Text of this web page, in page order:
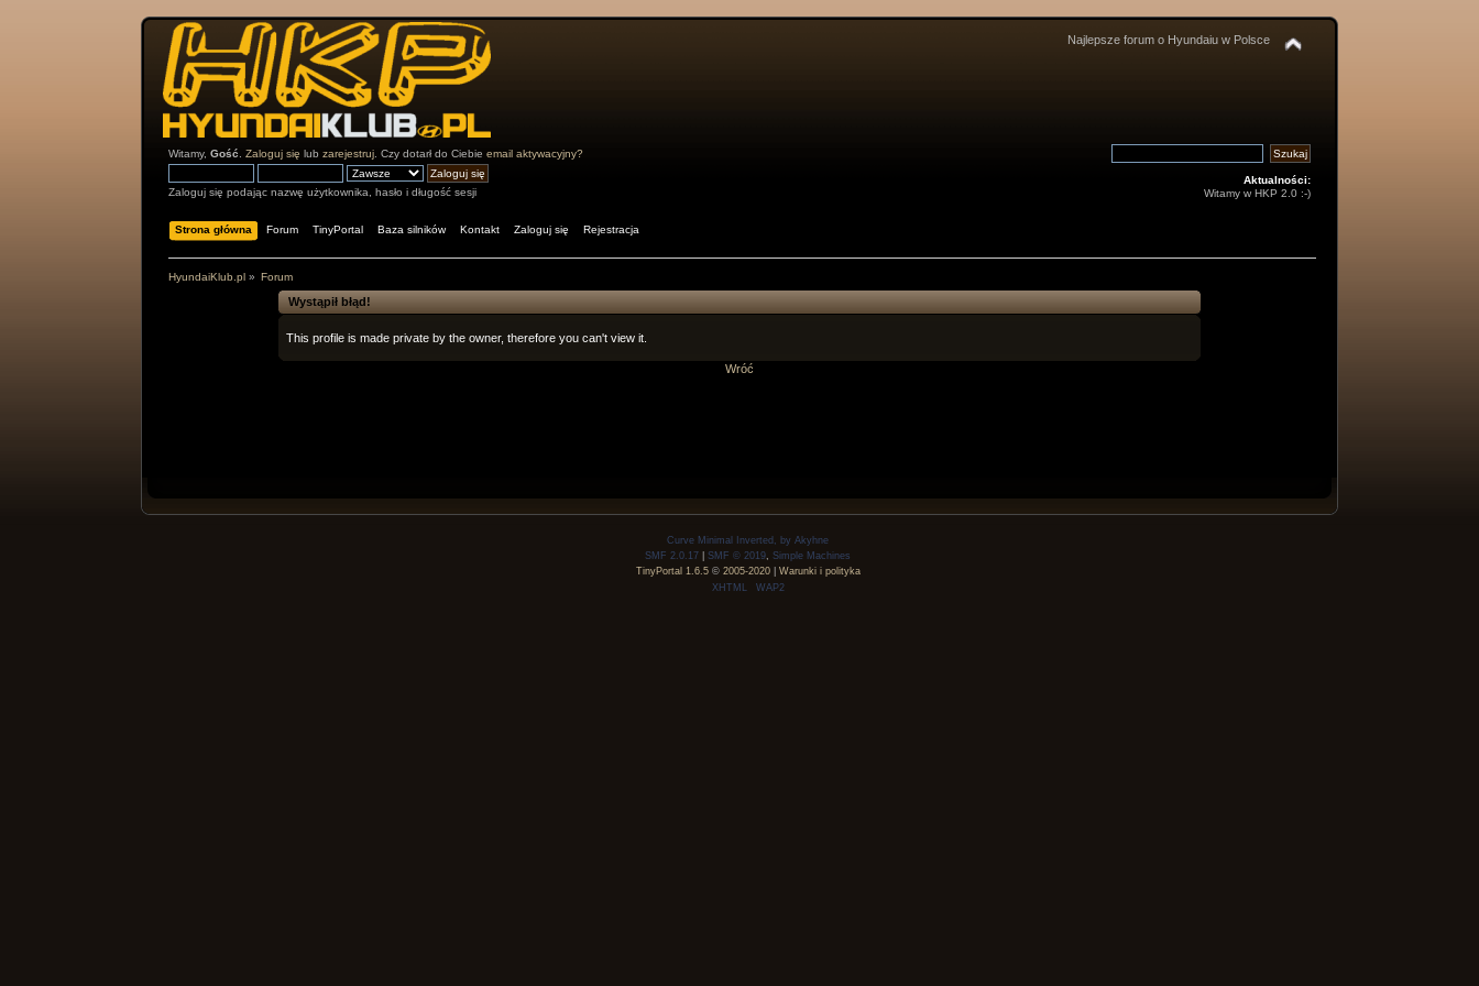
Najlepsze forum o Hyundaiu w Polsce
Witamy, Gość Zaloguj się lub zarejestruj. Czy dotarł do Ciebie email aktywacyjny?
Zaloguj się podając nazwę użytkownika, hasło i długość sesji
Aktualności:
Witamy w HKP 2.0 :-)
Strona główna Forum TinyPortal Baza silników Kontakt Zaloguj się Rejestracja
HyundaiKlub.pl » Forum
Wystąpił błąd!
This profile is made private by the owner, therefore you can't view it.
Wróć
Curve Minimal Inverted, by Akyhne
SMF 2.0.17
SMF © 2019, Simple Machines
TinyPortal 1.6.5© 2005-2020| Warunki i polityka
XHTML
WAP2